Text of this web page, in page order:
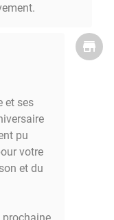
et ses
pu
votre
et du